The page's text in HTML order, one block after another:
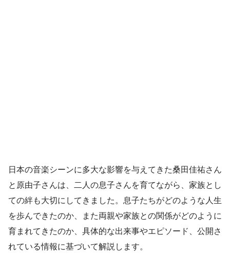
日本の音楽シーンに多大な影響を与えてきた桑田佳祐さん
と原由子さんは、二人の息子さんを育てながら、家族とし
ての絆も大切にしてきました。息子たちがどのような人生
を歩んできたのか、また両親や家族との関係がどのように
育まれてきたのか、具体的な出来事やエピソード、公開さ
れている情報に基づいて解説します。